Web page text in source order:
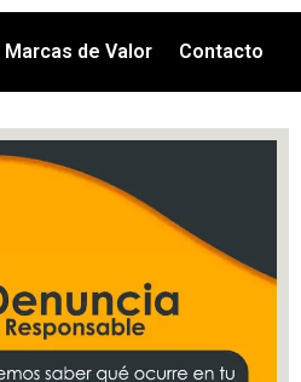
Marcas de Valor Contacto